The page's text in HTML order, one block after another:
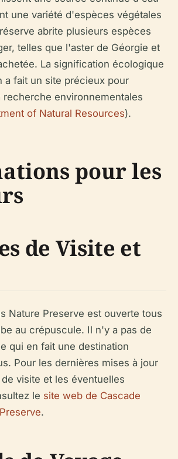
une variété d'espèces végétales
abrite plusieurs espèces
telles que l'aster de Géorgie et
La signification écologique
a fait un site précieux pour
recherche environnementales
of Natural Resources).
pour les
de Visite et
Nature Preserve est ouverte tous
au crépuscule. Il n'y a pas de
qui en fait une destination
Pour les dernières mises à jour
visite et les éventuelles
le site web de Cascade
.